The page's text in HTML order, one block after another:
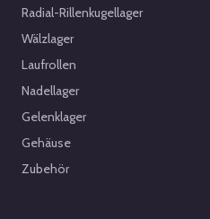
Radial-Rillenkugellager
Wälzlager
Laufrollen
Nadellager
Gelenklager
Gehäuse
Zubehör